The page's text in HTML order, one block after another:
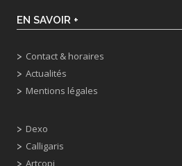
EN SAVOIR +
Contact & horaires
Actualités
Mentions légales
Dexo
Calligaris
Artcopi